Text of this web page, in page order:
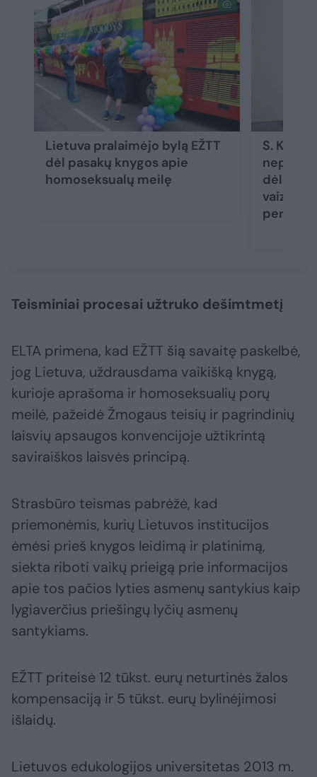
Lietuva pralaimėjo bylą EŽTT
dėl pasakų knygos apie
homoseksualų meilę
S.
dėl
Teisminiai procesai užtruko dešimtmetį
ELTA primena, kad EŽTT šią savaitę paskelbė,
jog Lietuva, uždrausdama vaikišką knygą,
kurioje aprašoma ir homoseksualių porų
meilė, pažeidė Žmogaus teisių ir pagrindinių
laisvių apsaugos konvencijoje užtikrintą
saviraiškos laisvės principą.
Strasbūro teismas pabrėžė, kad
priemonėmis, kurių Lietuvos institucijos
ėmėsi prieš knygos leidimą ir platinimą,
siekta riboti vaikų prieigą prie informacijos
apie tos pačios lyties asmenų santykius kaip
lygiaverčius priešingų lyčių asmenų
santykiams.
EŽTT priteisė 12 tūkst. eurų neturtinės žalos
kompensaciją ir 5 tūkst. eurų bylinėjimosi
išlaidų.
Lietuvos edukologijos universitetas 2013 m.